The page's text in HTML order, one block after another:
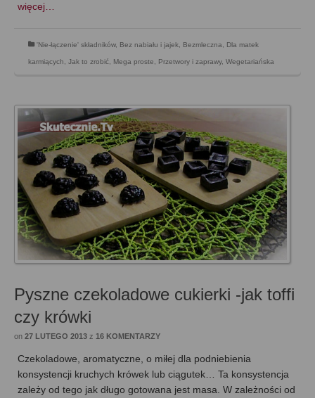
więcej…
'Nie-łączenie' składników, Bez nabiału i jajek, Bezmleczna, Dla matek
karmiących, Jak to zrobić, Mega proste, Przetwory i zaprawy, Wegetariańska
Pyszne czekoladowe cukierki -jak toffi
czy krówki
on 27 LUTEGO 2013 z 16 KOMENTARZY
Czekoladowe, aromatyczne, o miłej dla podniebienia
konsystencji kruchych krówek lub ciągutek… Ta konsystencja
zależy od tego jak długo gotowana jest masa. W zależności od